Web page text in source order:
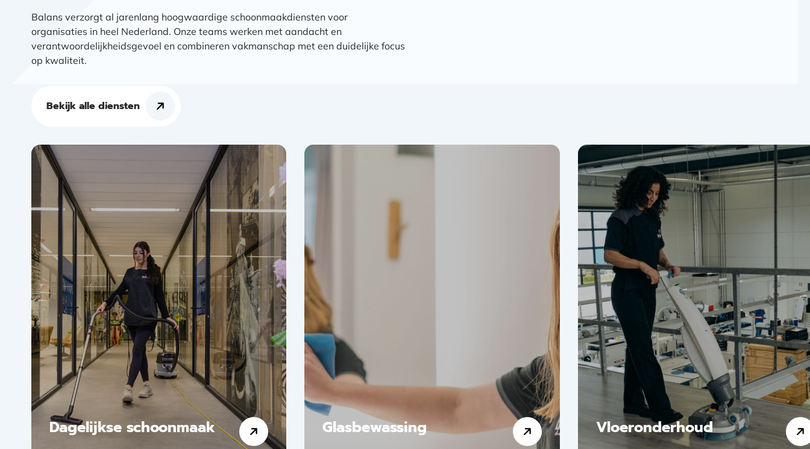
Balans verzorgt al jarenlang hoogwaardige schoonmaakdiensten voor
organisaties in heel Nederland. Onze teams werken met aandacht en
verantwoordelijkheidsgevoel en combineren vakmanschap met een duidelijke focus
op kwaliteit.
Bekijk alle diensten
Dagelijkse schoonmaak Glasbewassing Vloeronderhoud